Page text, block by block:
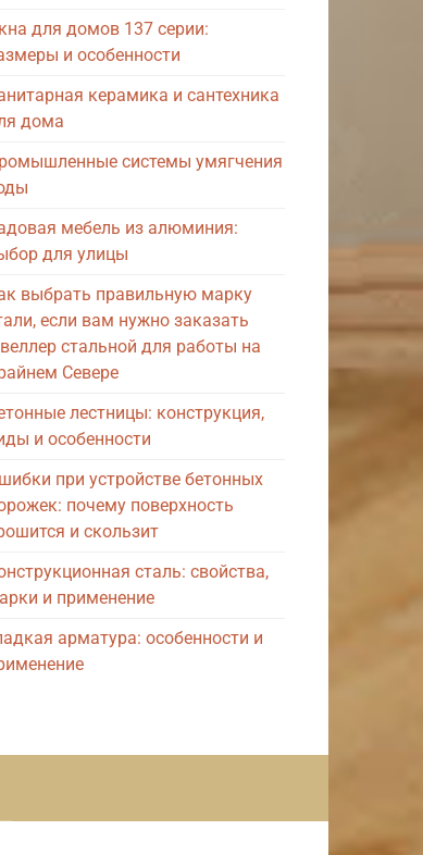
для домов 137 серии:
и особенности
керамика и сантехника
дома
системы умягчения
мебель из алюминия:
для улицы
выбрать правильную марку
если вам нужно заказать
стальной для работы на
Севере
лестницы: конструкция,
и особенности
при устройстве бетонных
почему поверхность
и скользит
сталь: свойства,
и применение
арматура: особенности и